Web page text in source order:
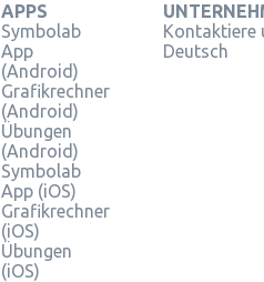
APPS
Symbolab
App
(Android)
Grafikrechner
(Android)
Übungen
(Android)
Symbolab
App (iOS)
Grafikrechner
(iOS)
Übungen
(iOS)
Kontaktiere
Deutsch